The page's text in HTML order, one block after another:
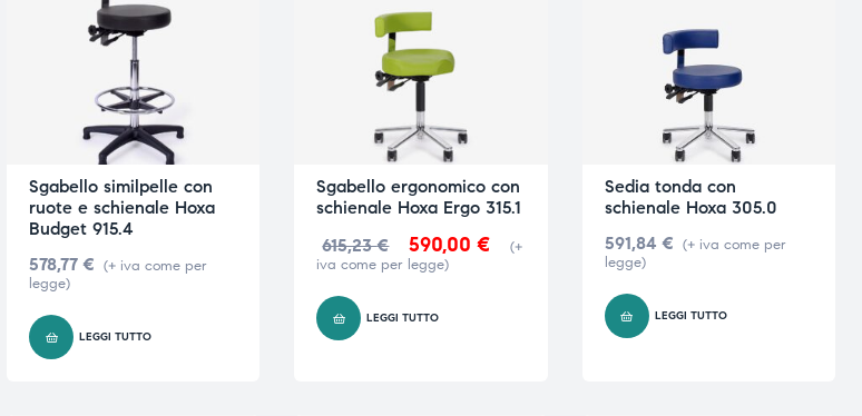
Sgabello similpelle con
ruote e schienale Hoxa
Budget 915.4
578,77 € (+ iva come per
legge)
LEGGI TUTTO
Sgabello ergonomico con
schienale Hoxa Ergo 315.1
615,23€ 590,00€
(+
iva come per legge)
LEGGI TUTTO
Sedia tonda con
schienale Hoxa 305.0
591,84 € (+ iva come per
legge)
LEGGI TUTTO